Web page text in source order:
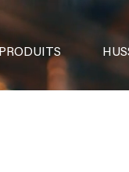
PRODUITS